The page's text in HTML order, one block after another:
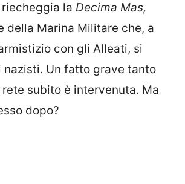
la Decima Mas,
della Marina Militare che, a
con gli Alleati, si
nazisti. Un fatto grave tanto
subito è intervenuta. Ma
dopo?